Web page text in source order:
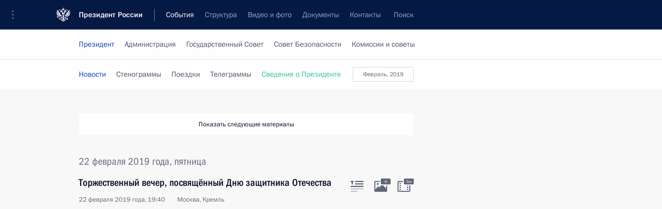
Президент России События Структура Видео и фото Документы Контакты Поиск
Президент Администрация Государственный Совет Совет Безопасности Комиссии и советы
февраль, 2019
Новости Стенограммы Поездки Телеграммы Сведения о Президенте
Показать следующие материалы
22 февраля 2019 года, пятница
Торжественный вечер, посвящённый Дню защитника Отечества
22 февраля 2019 года, 19:40 Москва, Кремль
6 5м